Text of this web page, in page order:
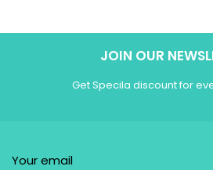
JOIN OUR
Get Specila discount for
Your email